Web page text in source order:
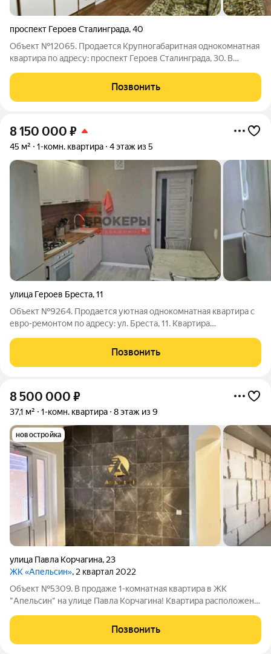
проспект Героев Сталинграда,40
Объект №12065. Продается Крупногабаритная однокомнатная
квартира по адресу: проспект Героев Сталинграда, 30. В
Техничeские xарактepистики: Год постройки дома: 1986
(инкерманский камень)
Позвонить
8 150 000 ₽
45 м² 1-комн. квартира 4 этаж из 5
улица Героев Бреста,11
Объект №9264. Продается уютная однокомнатная квартира с
евро-ремонтом по адресу: ул. Бреста, 11. Квартира
тишина и приватность обеспечены. Пространство грамотно
зонировано, интерьер выполнен в
Позвонить
8 500 000 ₽
37,1 м² 1-комн. квартира 8 этаж из 9
новостройка
улица Павла Корчагина, 23
ЖК «Апельсин», 2 квартал 2022
Объект №5309. В продаже 1-комнатная квартира в ЖК
"Апельсин" на улице Павла Корчагина! Квартира расположена
постройки дома: 2022Жилая площадь: 15,3 м2Общая площадь:
37,1 м2Площадь кухни: 11,8
Позвонить